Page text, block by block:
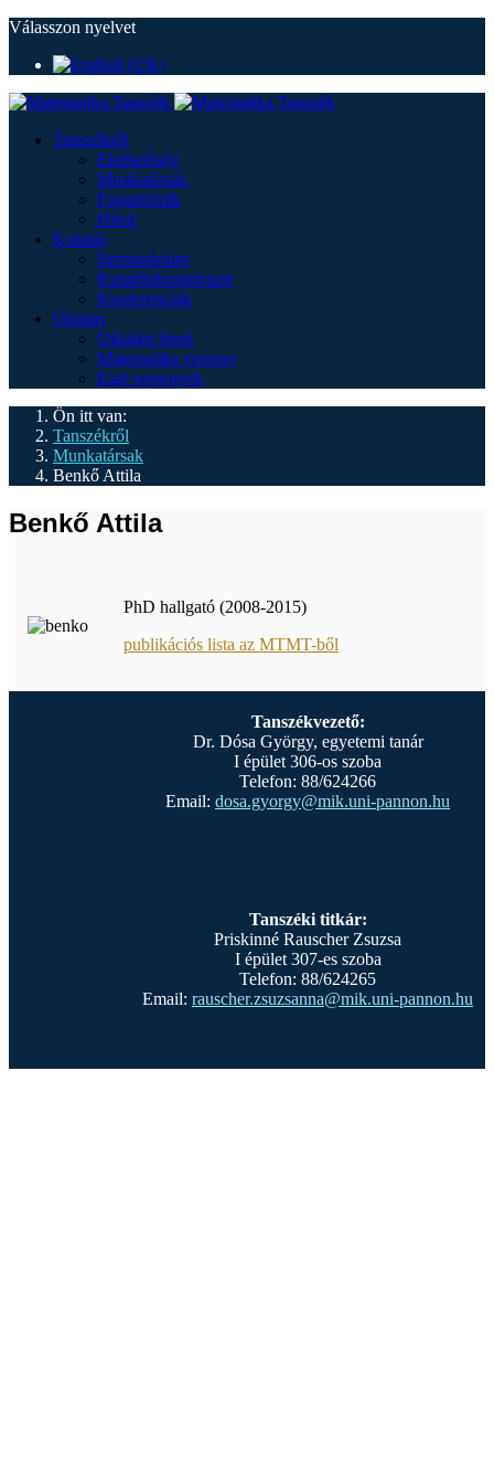
Válasszon nyelvet
Tanszékről
Elérhetőség
Munkatársak
Fogadóórák
Hírek
Kutatás
Szeminárium
Kutatólaboratórium
Konferenciák
Oktatás
Oktatási hírek
Matematika verseny
Kari versenyek
Ön itt van:
Tanszékről
Munkatársak
Benkő Attila
Benkő Attila
PhD hallgató (2008-2015)
publikációs lista az MTMT-ből
Tanszékvezető:
Dr. Dósa György, egyetemi tanár
I épület 306-os szoba
Telefon: 88/624266
Email: dosa.gyorgy@mik.uni-pannon.hu
Tanszéki titkár:
Priskinné Rauscher Zsuzsa
I épület 307-es szoba
Telefon: 88/624265
Email: rauscher.zsuzsanna@mik.uni-pannon.hu